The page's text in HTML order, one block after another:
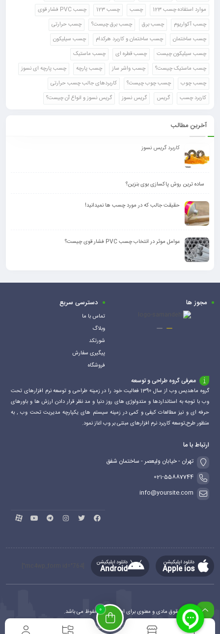
موارد استفاده چسب 123
چسب چسب 123
چسب PVC فشار قوی
چسب آکواریوم
چسب برق چسب برق چیست؟
چسب حرارتی
چسب ساختمان
چسب ساختمان و کاربرد هرکدام
چسب سیلیکون
چسب سیلیکون چیست
چسب قطره ای
چسب ماستیک
چسب ماستیک چیست؟
چسب واشر ساز چسب پارچه
چسب پارچه ای نسوز
چسب چوب
چسب چوب چیست؟
کاربردهای جالب چسب حرارتی
کاربرد چسب
گریس گریس نسوز گریس نسوز و انواع آن چیست؟
آخرین مطالب
کاربرد گریس نسوز
ساده ترین روش پاکسازی بوی بنزین؟
حقیقت جالب که در مورد چسب ها نمیدانید!
عوامل موثر در انتخاب چسب PVC فشار قوی چیست؟
0
مجوز ها دسترسی سریع
تماس با ما
وبلاگ
شورتکد
پیگیری سفارش
فروشگاه
معرفی گروه طراحی و توسعه
گروه ماهدیس وب از سال 1390 فعالیت خود را در زمینه طراحی و توسعه نرم افزارهای تحت
وب با توجه به استانداردها و متدولوژی های روز دنیا و مد نظر قرار دادن ارزش ها و باورهای
حرفه ای و نیز مطالعات کیفی و کمی در زمینه سیستم های یکپارچه مدیریت تحت وب , به
منظور طرح,توسعه کاربرد نرم افزارهای مبتنی بر وب اغاز نمود.
ارتباط با ما
تهران - خیابان ولیعصر - ساختمان شفق
021-55887744
info@yoursite.com
دانلود اپلیکیشن
Apple ios
دانلود اپلیکیشن
Android
کلیه حقوق مادی و معنوی برای این سایت محفوظ می باشد.
طراحی و توسعه
ماهدیس وب